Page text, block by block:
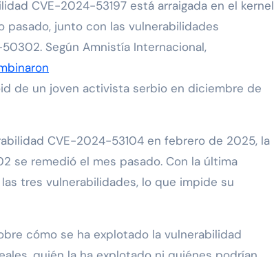
CVE-2024-53197 está arraigada en el kernel
pasado, junto con las vulnerabilidades
Según Amnistía Internacional,
de un joven activista serbio en diciembre de
CVE-2024-53104 en febrero de 2025, la
se remedió el mes pasado. Con la última
tres vulnerabilidades, lo que impide su
cómo se ha explotado la vulnerabilidad